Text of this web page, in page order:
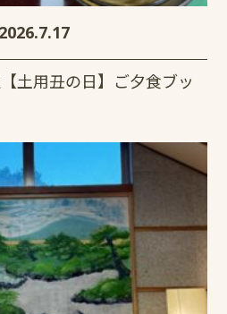
2026.7.17
土用丑の日】ご夕食ブッ